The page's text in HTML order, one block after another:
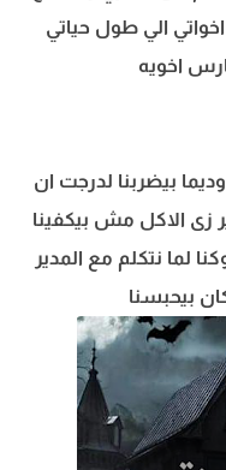
الي طول حياتي
اخويه
بيضربنا لدرجت ان
زى الاكل مش بيكفينا
لما نتكلم مع المدير
بيحبسنا